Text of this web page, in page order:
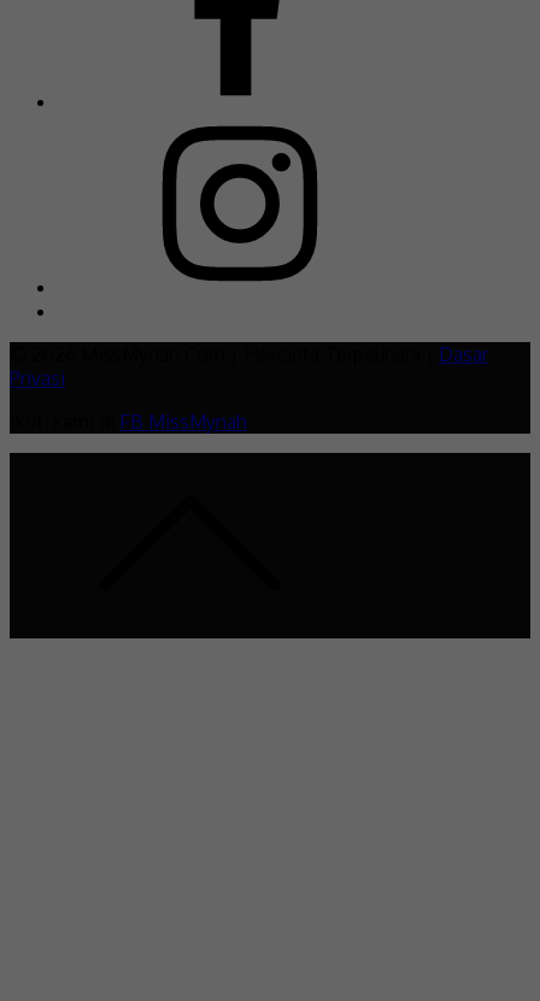
Dasar
Privasi
FB MissMynah